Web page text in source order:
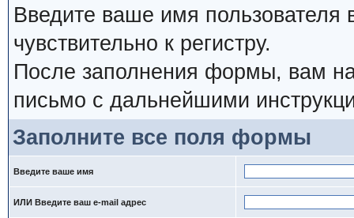
Введите ваше имя
чувствительно к регистру.
После заполнения формы, вам на
письмо с дальнейшими
Заполните все поля формы
Введите ваше имя
ИЛИ Введите ваш e-mail адрес